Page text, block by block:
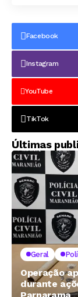
Facebook
Instagram
YouTube
TikTok
Últimas
Geral
Operação
durante
Parnarama